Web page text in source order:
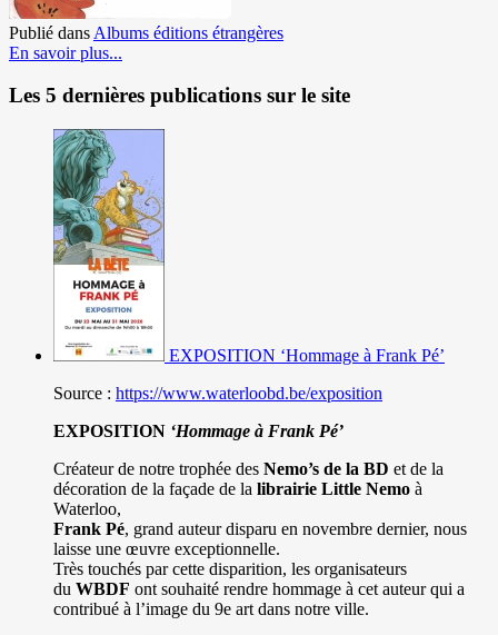
Publié dans Albums éditions étrangères
En savoir plus...
Les 5 dernières publications sur le site
EXPOSITION ‘Hommage à Frank Pé’
Source : https://www.waterloobd.be/exposition
EXPOSITION ‘Hommage à Frank Pé’
Créateur de notre trophée des Nemo’s de la BD et de la
décoration de la façade de la librairie Little Nemo à
Waterloo,
Frank Pé, grand auteur disparu en novembre dernier, nous
laisse une œuvre exceptionnelle.
Très touchés par cette disparition, les organisateurs
du WBDF ont souhaité rendre hommage à cet auteur qui a
contribué à l’image du 9e art dans notre ville.